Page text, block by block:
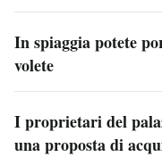
In spiaggia potete
volete
I proprietari del
una proposta di